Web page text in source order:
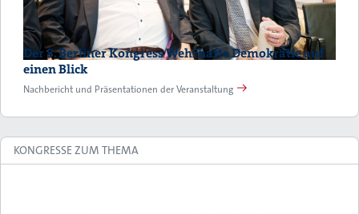
Der 8. Berliner Kongress Wehrhafte Demokratie auf
einen Blick
Nachbericht und Präsentationen der Veranstaltung
KONGRESSE ZUM THEMA